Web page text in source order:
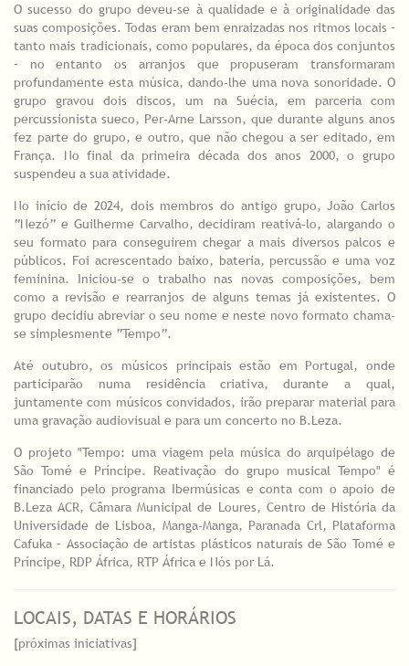
O sucesso do grupo deveu-se à qualidade e à originalidade das
suas composições. Todas eram bem enraizadas nos ritmos locais –
tanto mais tradicionais, como populares, da época dos conjuntos
– no entanto os arranjos que propuseram transformaram
profundamente esta música, dando-lhe uma nova sonoridade. O
grupo gravou dois discos, um na Suécia, em parceria com
percussionista sueco, Per-Arne Larsson, que durante alguns anos
fez parte do grupo, e outro, que não chegou a ser editado, em
França. No final da primeira década dos anos 2000, o grupo
suspendeu a sua atividade.
No início de 2024, dois membros do antigo grupo, João Carlos
“Nezó” e Guilherme Carvalho, decidiram reativá-lo, alargando o
seu formato para conseguirem chegar a mais diversos palcos e
públicos. Foi acrescentado baixo, bateria, percussão e uma voz
feminina. Iniciou-se o trabalho nas novas composições, bem
como a revisão e rearranjos de alguns temas já existentes. O
grupo decidiu abreviar o seu nome e neste novo formato chama-
se simplesmente “Tempo”.
Até outubro, os músicos principais estão em Portugal, onde
participarão numa residência criativa, durante a qual,
juntamente com músicos convidados, irão preparar material para
uma gravação audiovisual e para um concerto no B.Leza.
O projeto "Tempo: uma viagem pela música do arquipélago de
São Tomé e Príncipe. Reativação do grupo musical Tempo" é
financiado pelo programa Ibermúsicas e conta com o apoio de
B.Leza ACR, Câmara Municipal de Loures, Centro de História da
Universidade de Lisboa, Manga-Manga, Paranada Crl, Plataforma
Cafuka – Associação de artistas plásticos naturais de São Tomé e
Príncipe, RDP África, RTP África e Nós por Lá.
LOCAIS, DATAS E HORÁRIOS
[próximas iniciativas]